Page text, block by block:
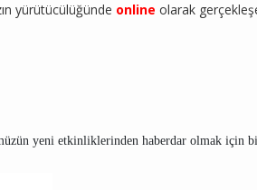
yürütücülüğünde online olarak
yeni etkinliklerinden haberdar olmak için